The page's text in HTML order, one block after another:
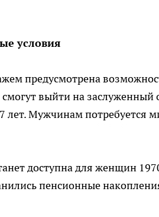
условия
предусмотрена
выйти на заслуженный
лет. Мужчинам потребуется
доступна для женщин
пенсионные